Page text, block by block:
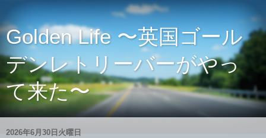
Golden Life 〜英国ゴール
デンレトリーバーがやっ
て来た〜
2026年6月30日火曜日